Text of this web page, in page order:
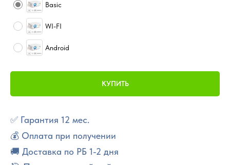
Basic
WI-FI
Android
КУПИТЬ
✅ Гарантия 12 мес.
💰 Оплата при получении
🚚 Доставка по РБ 1-2 дня